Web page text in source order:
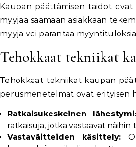
Kaupan päättämisen taidot ovat
myyjää saamaan asiakkaan
myyjä voi parantaa
Tehokkaat tekniikat
Tehokkaat tekniikat kaupan
perusmenetelmät ovat erityisen
Ratkaisukeskeinen
ratkaisuja, jotka vastaavat näihin
Vastaväitteiden käsittely: